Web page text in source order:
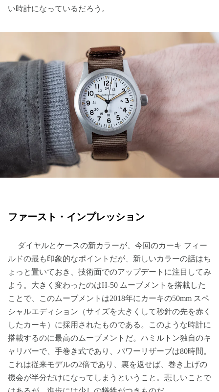
い時計になっているだろう。
ファースト・インプレッション
ダイヤルとケースの新カラーが、今回のカーキ フィー
ルドの最も印象的なポイントだが、新しいカラーの話はち
ょっと置いておき、技術面でのアップデートに注目してみ
よう。大きく変わったのはH-50 ムーブメントを搭載した
ことで、このムーブメントは2018年にカーキの50mm スペ
シャルエディション（サイズを大きくして秒針の先を赤く
したカーキ）に採用されたものである。このような時計に
搭載するのに最高のムーブメントだ。ハミルトン独自のキ
ャリバーで、手巻き式であり、パワーリザーブは80時間。
これは従来モデルの2倍であり、裏を返せば、巻き上げの
機会が半分だけになってしまうということ。悲しいことで